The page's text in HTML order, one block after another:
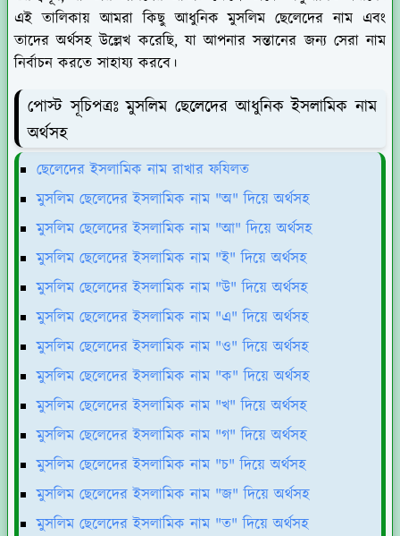
এই তালিকায় আমরা কিছু আধুনিক মুসলিম ছেলেদের নাম এবং
তাদের অর্থসহ উল্লেখ করেছি, যা আপনার সন্তানের জন্য সেরা নাম
নির্বাচন করতে সাহায্য করবে।
পোস্ট সূচিপত্রঃ মুসলিম ছেলেদের আধুনিক ইসলামিক নাম
অর্থসহ
ছেলেদের ইসলামিক নাম রাখার ফযিলত
মুসলিম ছেলেদের ইসলামিক নাম "অ" দিয়ে অর্থসহ
মুসলিম ছেলেদের ইসলামিক নাম "আ" দিয়ে অর্থসহ
মুসলিম ছেলেদের ইসলামিক নাম "ই" দিয়ে অর্থসহ
মুসলিম ছেলেদের ইসলামিক নাম "উ" দিয়ে অর্থসহ
মুসলিম ছেলেদের ইসলামিক নাম "এ" দিয়ে অর্থসহ
মুসলিম ছেলেদের ইসলামিক নাম "ও" দিয়ে অর্থসহ
মুসলিম ছেলেদের ইসলামিক নাম "ক" দিয়ে অর্থসহ
মুসলিম ছেলেদের ইসলামিক নাম "খ" দিয়ে অর্থসহ
মুসলিম ছেলেদের ইসলামিক নাম "গ" দিয়ে অর্থসহ
মুসলিম ছেলেদের ইসলামিক নাম "চ" দিয়ে অর্থসহ
মুসলিম ছেলেদের ইসলামিক নাম "জ" দিয়ে অর্থসহ
মুসলিম ছেলেদের ইসলামিক নাম "ত" দিয়ে অর্থসহ